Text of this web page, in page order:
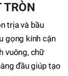
TRÒN
trịa và bầu
gọng kính cận
vuông, chữ
đầu giúp tạo